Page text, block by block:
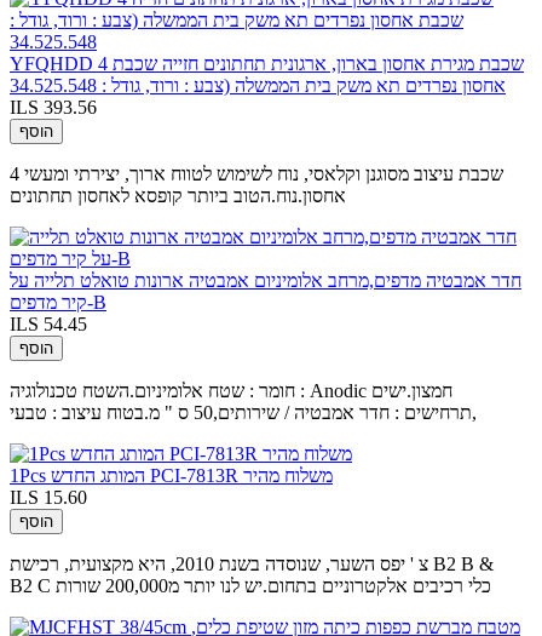
YFQHDD 4 שכבת מגירת אחסון בארון, ארגונית תחתונים חזייה שכבת
אחסון נפרדים תא משק בית הממשלה (צבע : ורוד, גודל : 34.525.548
ILS 393.56
הוסף
4 שכבת עיצוב מסוגנן וקלאסי, נוח לשימוש לטווח ארוך, יצירתי ומעשי
אחסון.נוח.הטוב ביותר קופסא לאחסון תחתונים
חדר אמבטיה מדפים,מרחב אלומיניום אמבטיה ארונות טואלט תלייה על
קיר מדפים-B
ILS 54.45
הוסף
חומר : שטח אלומיניום.השטח טכנולוגיה : Anodic חמצון.ישים
תרחישים : חדר אמבטיה / שירותים,50 ס " מ.בטוח עיצוב : טבעי,
1Pcs המותג החדש PCI-7813R משלוח מהיר
ILS 15.60
הוסף
צ ' יפס השער, שנוסדה בשנת 2010, היא מקצועית, רכישת B2 B &
B2 C כלי רכיבים אלקטרוניים בתחום.יש לנו יותר מ200,000 שורות